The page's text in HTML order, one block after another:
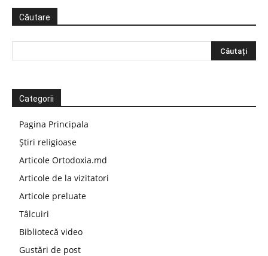
Căutare
Categorii
Pagina Principala
Știri religioase
Articole Ortodoxia.md
Articole de la vizitatori
Articole preluate
Tâlcuiri
Bibliotecă video
Gustări de post